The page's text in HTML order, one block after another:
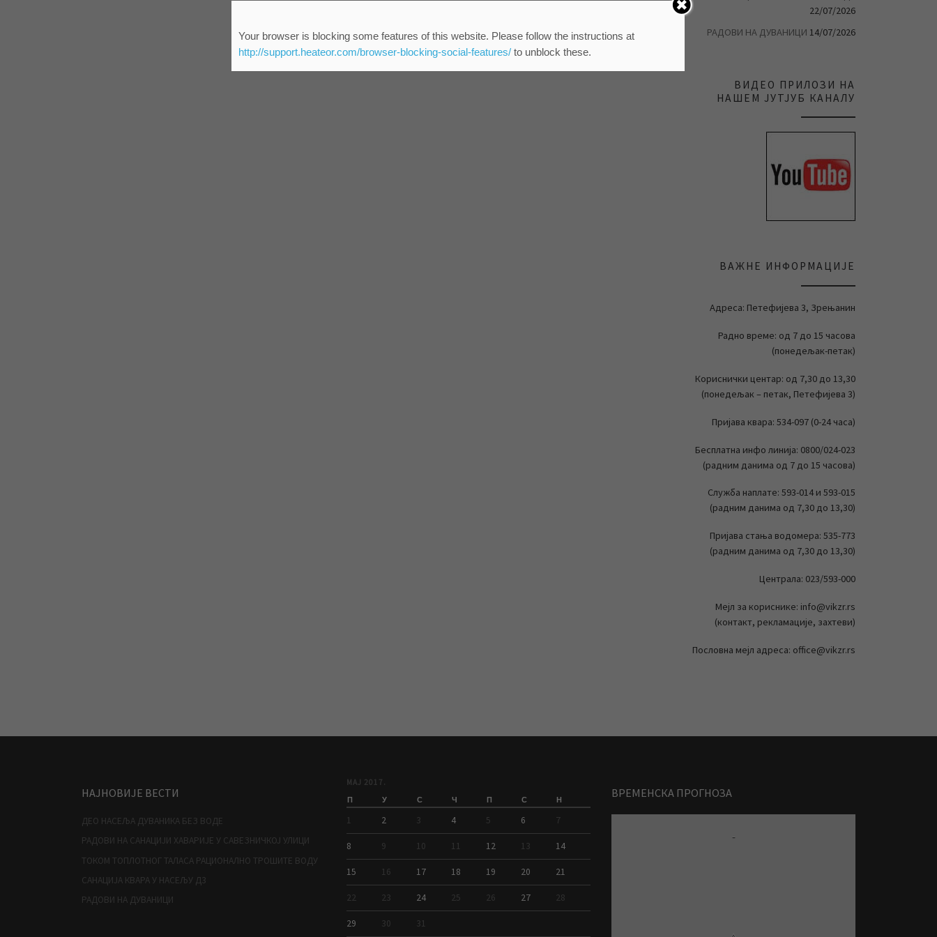
22/07/2026
РАДОВИ НА ДУВАНИЦИ 14/07/2026
ВИДЕО ПРИЛОЗИ НА
НАШЕМ ЈУТЈУБ КАНАЛУ
ВАЖНЕ ИНФОРМАЦИЈЕ
Адреса: Петефијева 3, Зрењанин
Радно време: од 7 до 15 часова
(понедељак-петак)
Кориснички центар: од 7,30 до 13,30
(понедељак – петак, Петефијева 3)
Пријава квара: 534-097 (0-24 часа)
Бесплатна инфо линија: 0800/024-023
(радним данима од 7 до 15 часова)
Служба наплате: 593-014 и 593-015
(радним данима од 7,30 до 13,30)
Пријава стања водомера: 535-773
(радним данима од 7,30 до 13,30)
Централа: 023/593-000
Мејл за кориснике: info@vikzr.rs
(контакт, рекламације, захтеви)
Пословна мејл адреса: office@vikzr.rs
НАЈНОВИЈЕ ВЕСТИ
ДЕО НАСЕЉА ДУВАНИКА БЕЗ ВОДЕ
РАДОВИ НА САНАЦИЈИ ХАВАРИЈЕ У САВЕЗНИЧКОЈ УЛИЦИ
ТОКОМ ТОПЛОТНОГ ТАЛАСА РАЦИОНАЛНО ТРОШИТЕ ВОДУ
САНАЦИЈА КВАРА У НАСЕЉУ Д3
РАДОВИ НА ДУВАНИЦИ
МАЈ 2017.
П У С Ч П С Н
1 2 3 4 5 6 7
8 9 10 11 12 13 14
15 16 17 18 19 20 21
22 23 24 25 26 27 28
29 30 31
ВРЕМЕНСКА ПРОГНОЗА
-
Your browser is blocking some features of this website. Please follow the instructions at
http://support.heateor.com/browser-blocking-social-features/to unblock these.